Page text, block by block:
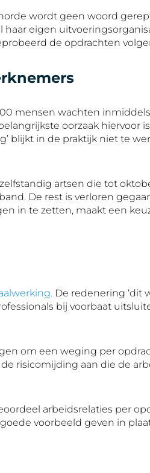
wordt geen woord
eigen
de opdrachten
mensen wachten
oorzaak
blijkt in de praktijk niet te
artsen die tot
De rest is verloren
in te zetten, maakt een
De redenering ‘dit
bij voorbaat
om een weging per
risicomijding aan die de
arbeidsrelaties per
voorbeeld geven in